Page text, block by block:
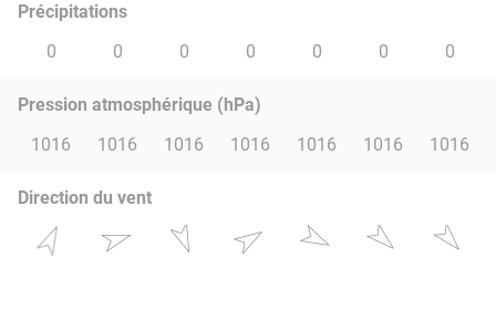
Précipitations
0
0 0 0 0 0 0
Pression atmosphérique (hPa)
1016
1016 1016 1016 1016 1016 1016
Direction du vent